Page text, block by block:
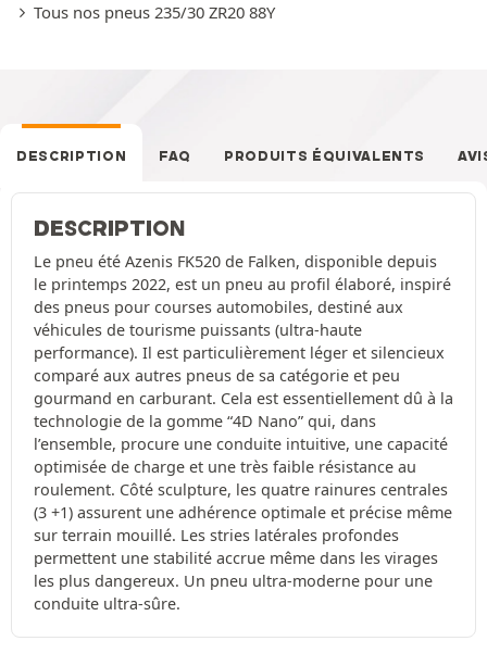
Tous nos pneus 235/30 ZR20 88Y
DESCRIPTION FAQ PRODUITS ÉQUIVALENTS
DESCRIPTION
Le pneu été Azenis FK520 de Falken, disponible depuis
le printemps 2022, est un pneu au profil élaboré, inspiré
des pneus pour courses automobiles, destiné aux
véhicules de tourisme puissants (ultra-haute
performance). Il est particulièrement léger et silencieux
comparé aux autres pneus de sa catégorie et peu
gourmand en carburant. Cela est essentiellement dû à la
technologie de la gomme “4D Nano” qui, dans
l’ensemble, procure une conduite intuitive, une capacité
optimisée de charge et une très faible résistance au
roulement. Côté sculpture, les quatre rainures centrales
(3 +1) assurent une adhérence optimale et précise même
sur terrain mouillé. Les stries latérales profondes
permettent une stabilité accrue même dans les virages
les plus dangereux. Un pneu ultra-moderne pour une
conduite ultra-sûre.